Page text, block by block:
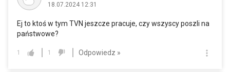
18.07.2024 12:31
Ej to ktoś w tym TVN jeszcze pracuje, czy wszyscy poszli na
państwowe?
1 1 Odpowiedz »